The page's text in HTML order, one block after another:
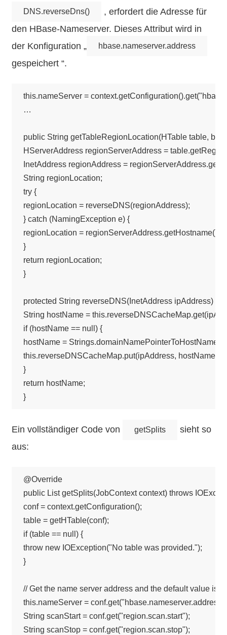
DNS.reverseDns()
, erfordert die Adresse für
den HBase-Nameserver. Dieses Attribut wird in
der Konfiguration „
hbase.nameserver.address
gespeichert “.
this.nameServer =
…
public String getTableRegionLocation(HTable table,
HServerAddress regionServerAddress =
InetAddress regionAddress =
String regionLocation;
try {
regionLocation = reverseDNS(regionAddress);
} catch (NamingException e) {
regionLocation = regionServerAddress.getHostname();
}
return regionLocation;
}
protected String reverseDNS(InetAddress ipAddress)
String hostName =
if (hostName == null) {
hostName =
this.reverseDNSCacheMap.put(ipAddress, hostName);
}
return hostName;
}
Ein vollständiger Code von getSplits
sieht so
aus:
@Override
public List getSplits(JobContext context) throws
conf = context.getConfiguration();
table = getHTable(conf);
if (table == null) {
throw new IOException("No table was provided.");
}
// Get the name server address and the default value is
this.nameServer =
String scanStart = conf.get("region.scan.start");
String scanStop = conf.get("region.scan.stop");